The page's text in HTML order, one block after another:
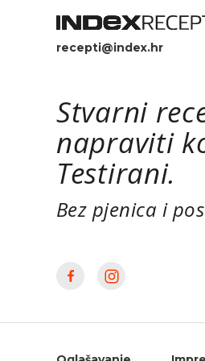
recepti@index.hr
Stvarni
napraviti
Testirani.
Bez pjenica i